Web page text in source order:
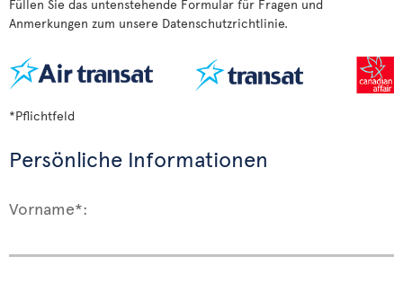
Füllen Sie das untenstehende Formular für Fragen und
Anmerkungen zum unsere Datenschutzrichtlinie.
*Pflichtfeld
Persönliche Informationen
Vorname*: